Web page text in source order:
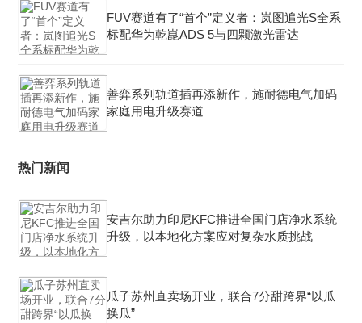
FUV赛道有了“首个”定义者：岚图追光S全系
标配华为乾崑ADS 5与四颗激光雷达
善弈系列轨道插再添新作，施耐德电气加码
家庭用电升级赛道
热门新闻
安吉尔助力印尼KFC推进全国门店净水系统
升级，以本地化方案应对复杂水质挑战
瓜子苏州直卖场开业，联合7分甜跨界“以瓜
换瓜”